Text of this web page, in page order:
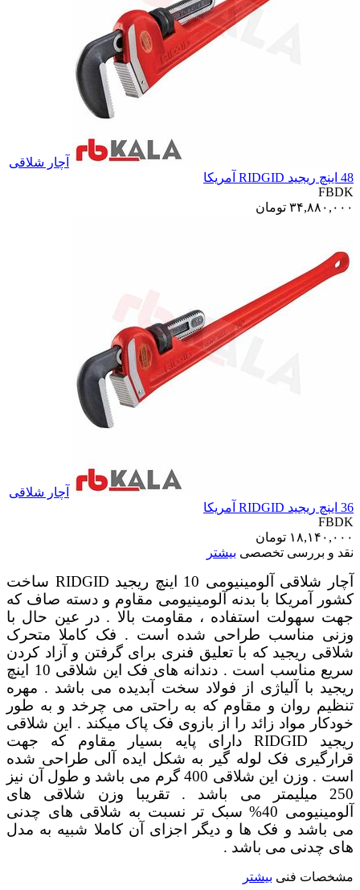
آچار شلاقی
48 اینچ ریجید RIDGID آمریکا
FBDK
۳۴,۸۸۰,۰۰۰ تومان
آچار شلاقی
36 اینچ ریجید RIDGID آمریکا
FBDK
۱۸,۱۴۰,۰۰۰ تومان
نقد و بررسی تخصصی بیشتر
آچار شلاقی آلومینیومی 10 اینچ ریجید RIDGID ساخت
کشور آمریکا با بدنه آلومینیومی مقاوم و دسته صاف که
جهت سهولت استفاده ، مقاومت بالا . در عین حال با
وزنی مناسب طراحی شده است . فک کاملا متحرک
شلاقی ریجید که با تعلیق فنری برای گرفتن و آزاد کردن
سریع مناسب است . دندانه های فک این شلاقی 10 اینچ
ریجید با آلیاژی از فولاد سخت آبدیده می باشد . مهره
تنظیم روان و مقاوم که به راحتی می چرخد و به طور
خودکار مواد زائد را از بازوی فک پاک میکند . این شلاقی
ریجید RIDGID دارای پایه بسیار مقاوم که جهت
قرارگیری فک لوله گیر به شکل ایده آلی طراحی شده
است . وزن این شلاقی 400 گرم می باشد و طول آن نیز
250 میلیمتر می باشد . تقریبا وزن شلاقی های
آلومینیومی 40% سبک تر نسبت به شلاقی های چدنی
می باشد و فک ها و دیگر اجزای آن کاملا شبیه به مدل
های چدنی می باشد .
مشخصات فنی بیشتر